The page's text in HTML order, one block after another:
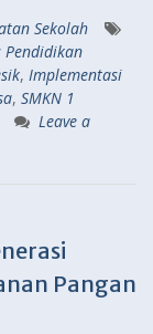
Sekolah
Pendidikan
, Implementasi
, SMKN 1
Leave a
Pangan